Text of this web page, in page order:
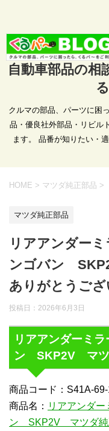
自動車部品の
クルマの部品、パーツに困
品・優良社外部品・リビル
ます。 品番が知りたい・
HOME > マツダ純正部品 >
マツダ純正部品
リアアンダー
ンゴバン
ありがとうご
投稿日： 2026年6月3日
リアアンダーミ
ン SKP2V マツ
商品コード：S41A-
商品名： リアアンダ
ン SKP2V マツダ純